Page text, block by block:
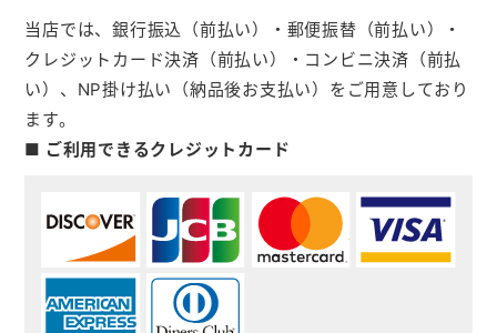
当店では、銀行振込（前払い）・郵便振替（前払い）・
クレジットカード決済（前払い）・コンビニ決済（前払
い）、NP掛け払い（納品後お支払い）をご用意しており
ます。
■ ご利用できるクレジットカード